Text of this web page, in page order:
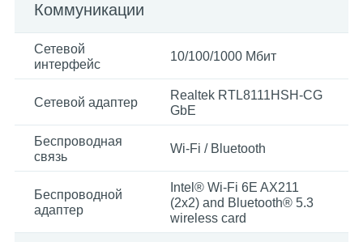
Коммуникации
Сетевой
интерфейс
10/100/1000 Mбит
Сетевой адаптер
Realtek RTL8111HSH-CG
GbE
Беспроводная
связь
Wi-Fi / Bluetooth
Беспроводной
адаптер
Intel® Wi-Fi 6E AX211
(2x2) and Bluetooth® 5.3
wireless card